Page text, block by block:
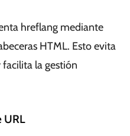
hreflang mediante
HTML. Esto evita
facilita la gestión
URL